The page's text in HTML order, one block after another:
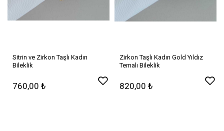
Sitrin ve Zirkon Taşlı Kadın
Bileklik
760,00 ₺
Zirkon Taşlı Kadın Gold Yıldız
Temalı Bileklik
820,00 ₺